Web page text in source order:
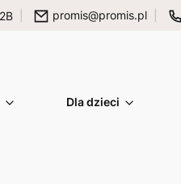
promis@promis.pl
Dla dzieci